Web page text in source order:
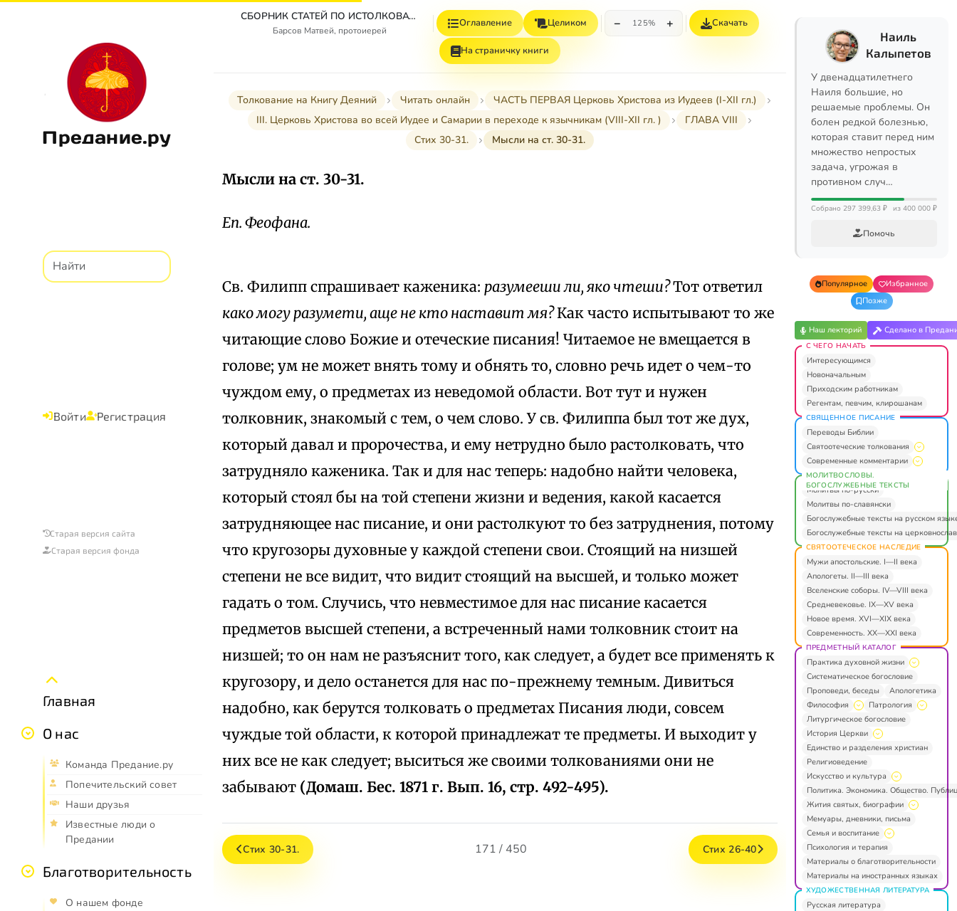
Предание.ру
Войти Регистрация
Старая версия сайта
Старая версия фонда
Главная
О нас
Команда Предание.ру
Попечительский совет
Наши друзья
Известные люди о
Предании
Благотворительность
О нашем фонде
СБОРНИК СТАТЕЙ ПО ИСТОЛКОВАТЕЛЬНОМУ И НАЗИДАТЕЛЬНОМУ ЧТЕНИЮ ДЕЯНИЙ СВЯТЫХ АПОСТОЛОВ
Барсов Матвей, протоиерей
Оглавление Целиком − 125% + Скачать
На страничку книги
Толкование на Книгу Деяний Читать онлайн
ЧАСТЬ ПЕРВАЯ Церковь Христова из Иудеев (I-XII гл.)
III. Церковь Христова во всей Иудее и Самарии в переходе к язычникам (VIII-XII гл. )
ГЛАВА VIII
Стих 30-31.
Мысли на ст. 30-31.
Мысли на ст. 30-31.
Еп. Феофана.
Св. Филипп спрашивает каженика: разумееши ли, яко чтеши?Тот ответил
како могу разумети, аще не кто наставит мя?Как часто испытывают то же
читающие слово Божие и отеческие писания! Читаемое не вмещается в
голове; ум не может внять тому и обнять то, словно речь идет о чем-то
чуждом ему, о предметах из неведомой области. Вот тут и нужен
толковник, знакомый с тем, о чем слово. У св. Филиппа был тот же дух,
который давал и пророчества, и ему нетрудно было растолковать, что
затрудняло каженика. Так и для нас теперь: надобно найти человека,
который стоял бы на той степени жизни и ведения, какой касается
затрудняющее нас писание, и они растолкуют то без затруднения, потому
что кругозоры духовные у каждой степени свои. Стоящий на низшей
степени не все видит, что видит стоящий на высшей, и только может
гадать о том. Случись, что невместимое для нас писание касается
предметов высшей степени, а встреченный нами толковник стоит на
низшей; то он нам не разъяснит того, как следует, а будет все применять к
кругозору, и дело останется для нас по-прежнему темным. Дивиться
надобно, как берутся толковать о предметах Писания люди, совсем
чуждые той области, к которой принадлежат те предметы. И выходит у
них все не как следует; выситься же своими толкованиями они не
забывают (Домаш. Бес. 1871 г. Вып. 16, стр. 492-495).
Стих 30-31. 171 / 450 Стих 26-40
Наиль
Калыпетов
У двенадцатилетнего
Наиля большие, но
решаемые проблемы. Он
болен редкой болезнью,
которая ставит перед ним
множество непростых
задача, угрожая в
противном случ…
Собрано 297 399,63 ₽ из 400 000 ₽
Помочь
Популярное
Избранное
Позже
Наш лекторий Сделано в
С ЧЕГО НАЧАТЬ
Интересующимся
Новоначальным
Приходским работникам
Регентам, певчим, клирошанам
СВЯЩЕННОЕ ПИСАНИЕ
Переводы Библии
Святоотеческие толкования
Современные комментарии
МОЛИТВОСЛОВЫ.
БОГОСЛУЖЕБНЫЕ ТЕКСТЫ
Молитвы по-русски
Молитвы по-славянски
Богослужебные тексты на русском
Богослужебные тексты на
СВЯТООТЕЧЕСКОЕ НАСЛЕДИЕ
Мужи апостольские. I—II века
Апологеты. II—III века
Вселенские соборы. IV—VIII века
Средневековье. IX—XV века
Новое время. XVI—XIX века
Современность. XX—XXI века
ПРЕДМЕТНЫЙ КАТАЛОГ
Практика духовной жизни
Систематическое богословие
Проповеди, беседы
Апологетика
Философия
Патрология
Литургическое богословие
История Церкви
Единство и разделения христиан
Религиоведение
Искусство и культура
Политика. Экономика. Общество.
Жития святых, биографии
Мемуары, дневники, письма
Семья и воспитание
Психология и терапия
Материалы о благотворительности
Материалы на иностранных языках
ХУДОЖЕСТВЕННАЯ ЛИТЕРАТУРА
Русская литература